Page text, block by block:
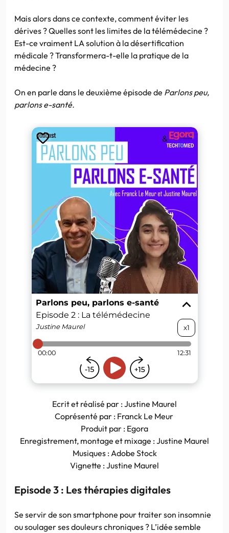
Mais alors dans ce contexte, comment éviter les
dérives ? Quelles sont les limites de la télémédecine ?
Est-ce vraiment LA solution à la désertification
médicale ? Transformera-t-elle la pratique de la
médecine ?
On en parle dans le deuxième épisode de Parlons peu,
parlons e-santé.
Ecrit et réalisé par : Justine Maurel
Coprésenté par : Franck Le Meur
Produit par : Egora
Enregistrement, montage et mixage : Justine Maurel
Musiques : Adobe Stock
Vignette : Justine Maurel
Episode 3 : Les thérapies digitales
Se servir de son smartphone pour traiter son insomnie
ou soulager ses douleurs chroniques ? L’idée semble